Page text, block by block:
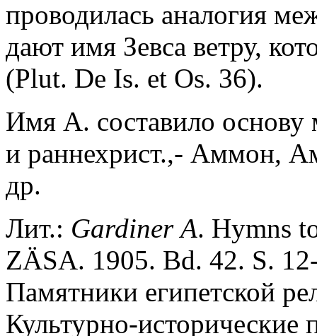
проводилась аналогия
дают имя Зевса ветру,
(Plut. De Is. et Os. 36).
Имя А. составило
и раннехрист.,- Аммон,
др.
Лит.: Gardiner A. Hymns
ZÄSA. 1905. Bd. 42. S.
Памятники египетской
Культурно-исторические